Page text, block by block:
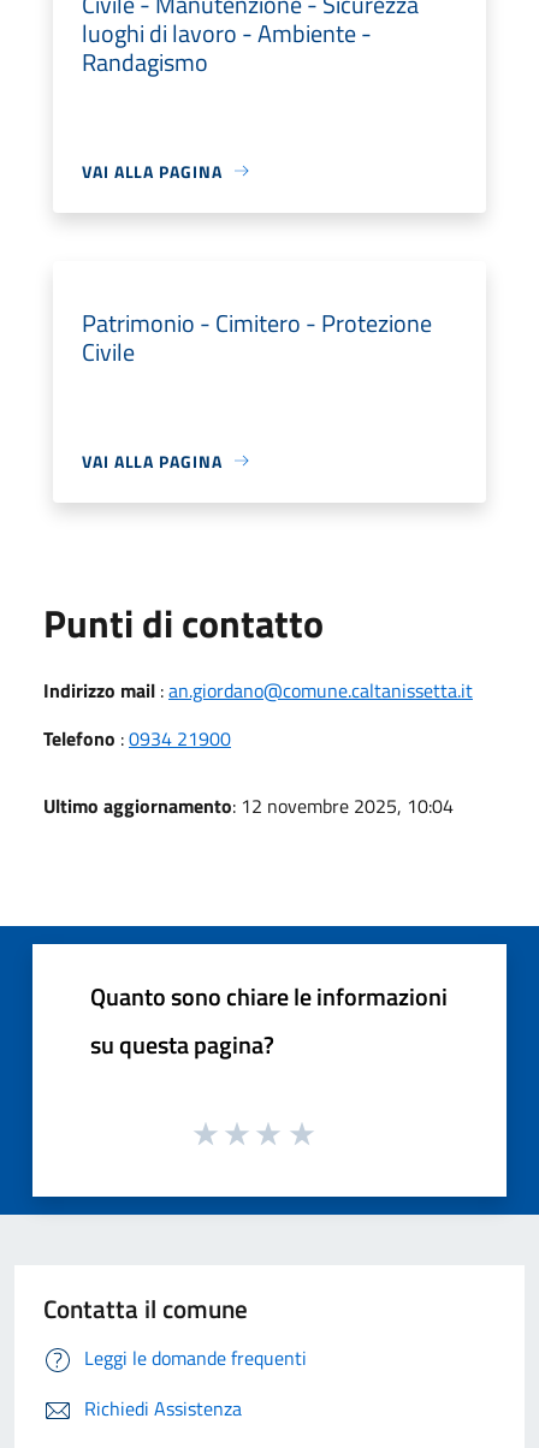
luoghi di lavoro - Ambiente -
Randagismo
VAI ALLA PAGINA
Patrimonio - Cimitero - Protezione
Civile
VAI ALLA PAGINA
Punti di contatto
Indirizzo mail :an.giordano@comune.caltanissetta.it
Telefono :0934 21900
Ultimo aggiornamento: 12 novembre 2025, 10:04
Quanto sono chiare le informazioni
su questa pagina?
Contatta il comune
Leggi le domande frequenti
Richiedi Assistenza